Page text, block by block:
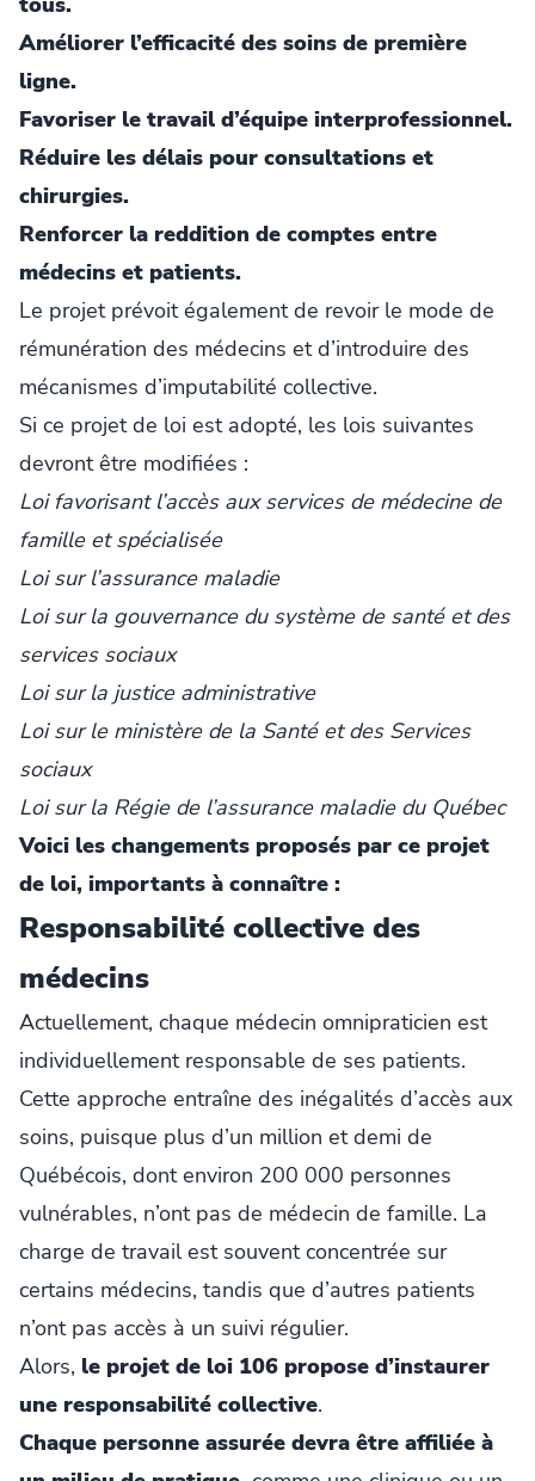
Améliorer l’efficacité des soins de première
ligne.
Favoriser le travail d’équipe interprofessionnel.
Réduire les délais pour consultations et
chirurgies.
Renforcer la reddition de comptes entre
médecins et patients.
Le projet prévoit également de revoir le mode de
rémunération des médecins et d’introduire des
mécanismes d’imputabilité collective.
Si ce projet de loi est adopté, les lois suivantes
devront être modifiées :
Loi favorisant l’accès aux services de médecine de
famille et spécialisée
Loi sur l’assurance maladie
Loi sur la gouvernance du système de santé et des
services sociaux
Loi sur la justice administrative
Loi sur le ministère de la Santé et des Services
sociaux
Loi sur la Régie de l’assurance maladie du Québec
Voici les changements proposés par ce projet
de loi, importants à connaître :
Responsabilité collective des
médecins
Actuellement, chaque médecin omnipraticien est
individuellement responsable de ses patients.
Cette approche entraîne des inégalités d’accès aux
soins, puisque plus d’un million et demi de
Québécois, dont environ 200 000 personnes
vulnérables, n’ont pas de médecin de famille. La
charge de travail est souvent concentrée sur
certains médecins, tandis que d’autres patients
n’ont pas accès à un suivi régulier.
Alors, le projet de loi 106 propose d’instaurer
une responsabilité collective.
Chaque personne assurée devra être affiliée à